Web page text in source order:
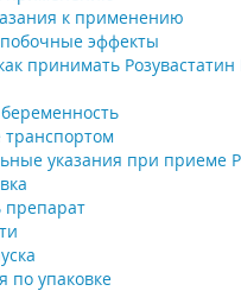
к применению
эффекты
принимать
указания при приеме
препарат
по упаковке